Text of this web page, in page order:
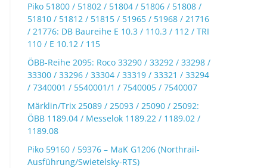
Piko 51800 / 51802 / 51804 / 51806 / 51808 /
51810 / 51812 / 51815 / 51965 / 51968 / 21716
/ 21776: DB Baureihe E 10.3 / 110.3 / 112 / TRI
110 / E 10.12 / 115
ÖBB-Reihe 2095: Roco 33290 / 33292 / 33298 /
33300 / 33296 / 33304 / 33319 / 33321 / 33294
/ 7340001 / 5540001/1 / 7540005 / 7540007
Märklin/Trix 25089 / 25093 / 25090 / 25092:
ÖBB 1189.04 / Messelok 1189.22 / 1189.02 /
1189.08
Piko 59160 / 59376 – MaK G1206 (Northrail-
Ausführung/Swietelsky-RTS)